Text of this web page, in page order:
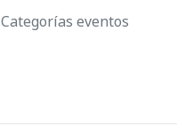
Categorías eventos